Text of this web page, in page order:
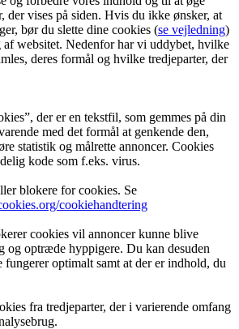
der vises på siden. Hvis du ikke ønsker, at
bør du slette dine cookies (se vejledning)
af websitet. Nedenfor har vi uddybet, hvilke
deres formål og hvilke tredjeparter, der
der er en tekstfil, som gemmes på din
med det formål at genkende den,
statistik og målrette annoncer. Cookies
kode som f.eks. virus.
blokere for cookies. Se
cookiehandtering
cookies vil annoncer kunne blive
og optræde hyppigere. Du kan desuden
optimalt samt at der er indhold, du
fra tredjeparter, der i varierende omfang